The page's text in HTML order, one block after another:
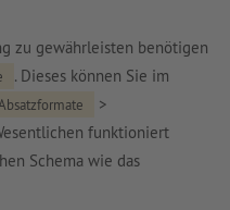
zu gewährleisten benötigen
. Dieses können Sie im
>
funktioniert
Schema wie das